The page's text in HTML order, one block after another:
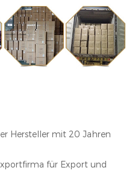
Hersteller mit 20 Jahren
für Export und